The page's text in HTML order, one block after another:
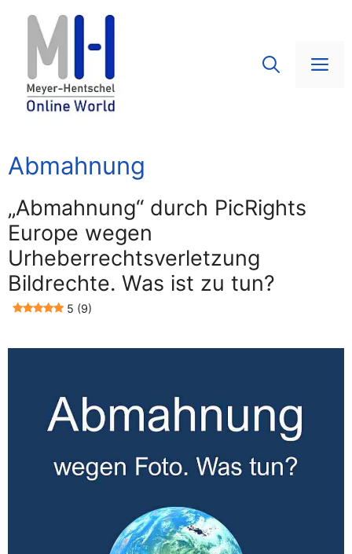
springen
Abmahnung
„Abmahnung“ durch PicRights
Europe wegen
Urheberrechtsverletzung
Bildrechte. Was ist zu tun?
5 (9)